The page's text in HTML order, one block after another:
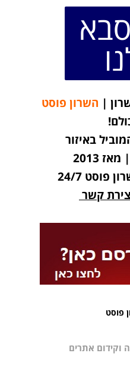
| השרון פוסט
באיזור
2013
פוסט 24/7
קשר